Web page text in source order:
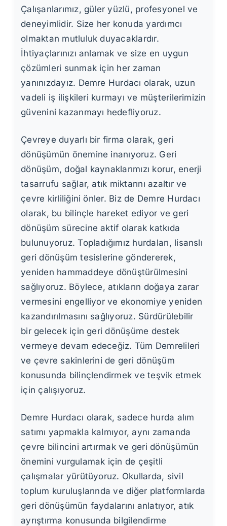
Çalışanlarımız, güler yüzlü, profesyonel ve
deneyimlidir. Size her konuda yardımcı
olmaktan mutluluk duyacaklardır.
İhtiyaçlarınızı anlamak ve size en uygun
çözümleri sunmak için her zaman
yanınızdayız. Demre Hurdacı olarak, uzun
vadeli iş ilişkileri kurmayı ve müşterilerimizin
güvenini kazanmayı hedefliyoruz.
Çevreye duyarlı bir firma olarak, geri
dönüşümün önemine inanıyoruz. Geri
dönüşüm, doğal kaynaklarımızı korur, enerji
tasarrufu sağlar, atık miktarını azaltır ve
çevre kirliliğini önler. Biz de Demre Hurdacı
olarak, bu bilinçle hareket ediyor ve geri
dönüşüm sürecine aktif olarak katkıda
bulunuyoruz. Topladığımız hurdaları, lisanslı
geri dönüşüm tesislerine göndererek,
yeniden hammaddeye dönüştürülmesini
sağlıyoruz. Böylece, atıkların doğaya zarar
vermesini engelliyor ve ekonomiye yeniden
kazandırılmasını sağlıyoruz. Sürdürülebilir
bir gelecek için geri dönüşüme destek
vermeye devam edeceğiz. Tüm Demrelileri
ve çevre sakinlerini de geri dönüşüm
konusunda bilinçlendirmek ve teşvik etmek
için çalışıyoruz.
Demre Hurdacı olarak, sadece hurda alım
satımı yapmakla kalmıyor, aynı zamanda
çevre bilincini artırmak ve geri dönüşümün
önemini vurgulamak için de çeşitli
çalışmalar yürütüyoruz. Okullarda, sivil
toplum kuruluşlarında ve diğer platformlarda
geri dönüşümün faydalarını anlatıyor, atık
ayrıştırma konusunda bilgilendirme